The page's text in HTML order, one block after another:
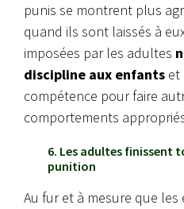
punis se montrent plus
quand ils sont laissés à
imposées par les adultes
discipline aux enfants et
compétence pour faire
comportements
6. Les adultes finissent
punition
Au fur et à mesure que